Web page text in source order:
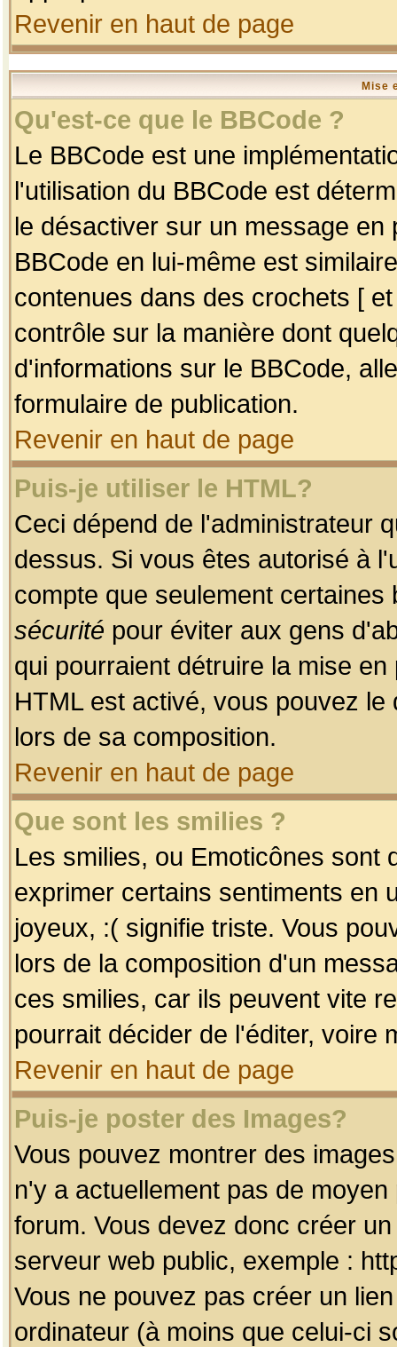
Revenir en haut de page
Mise
Qu'est-ce que le BBCode ?
Le BBCode est une
l'utilisation du BBCode est
le désactiver sur un message
BBCode en lui-même est
contenues dans des crochets [
contrôle sur la manière dont
d'informations sur le BBCode,
formulaire de publication.
Revenir en haut de page
Puis-je utiliser le HTML?
Ceci dépend de l'administrateur
dessus. Si vous êtes autorisé à
compte que seulement
sécurité pour éviter aux gens
qui pourraient détruire la mise
HTML est activé, vous pouvez
lors de sa composition.
Revenir en haut de page
Que sont les smilies ?
Les smilies, ou Emoticônes sont
exprimer certains sentiments en
joyeux, :( signifie triste. Vous
lors de la composition d'un
ces smilies, car ils peuvent vite
pourrait décider de l'éditer, voire
Revenir en haut de page
Puis-je poster des Images?
Vous pouvez montrer des
n'y a actuellement pas de
forum. Vous devez donc créer
serveur web public, exemple :
Vous ne pouvez pas créer un
ordinateur (à moins que celui-ci